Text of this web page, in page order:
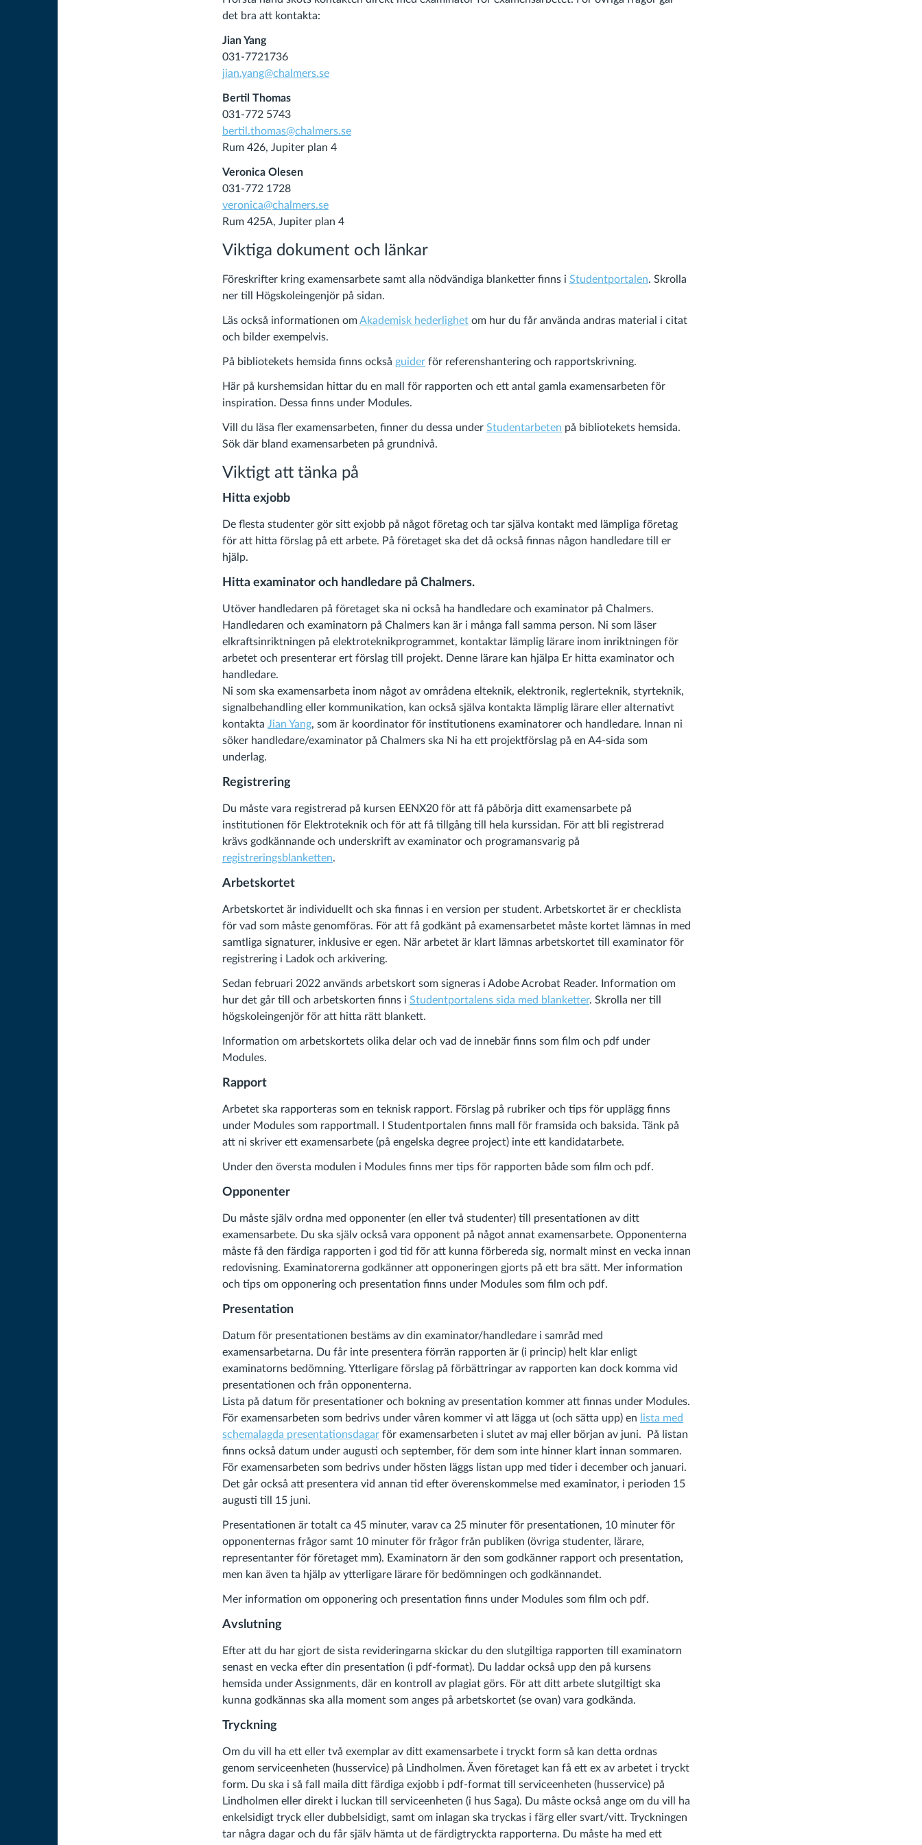
det bra att kontakta:
Jian Yang
031-7721736
jian.yang@chalmers.se
Bertil Thomas
031-772 5743
bertil.thomas@chalmers.se
Rum 426, Jupiter plan 4
Veronica Olesen
031-772 1728
veronica@chalmers.se
Rum 425A, Jupiter plan 4
Viktiga dokument och länkar
Föreskrifter kring examensarbete samt alla nödvändiga blanketter finns i Studentportalen. Skrolla
ner till Högskoleingenjör på sidan.
Läs också informationen omAkademisk hederlighet om hur du får använda andras material i citat
och bilder exempelvis.
På bibliotekets hemsida finns också guider för referenshantering och rapportskrivning.
Här på kurshemsidan hittar du en mall för rapporten och ett antal gamla examensarbeten för
inspiration. Dessa finns under Modules.
Vill du läsa fler examensarbeten, finner du dessa under Studentarbeten på bibliotekets hemsida.
Sök där bland examensarbeten på grundnivå.
Viktigt att tänka på
Hitta exjobb
De flesta studenter gör sitt exjobb på något företag och tar själva kontakt med lämpliga företag
för att hitta förslag på ett arbete. På företaget ska det då också finnas någon handledare till er
hjälp.
Hitta examinator och handledare på Chalmers.
Utöver handledaren på företaget ska ni också ha handledare och examinator på Chalmers.
Handledaren och examinatorn på Chalmers kan är i många fall samma person. Ni som läser
elkraftsinriktningen på elektroteknikprogrammet, kontaktar lämplig lärare inom inriktningen för
arbetet och presenterar ert förslag till projekt. Denne lärare kan hjälpa Er hitta examinator och
handledare.
Ni som ska examensarbeta inom något av områdena elteknik, elektronik, reglerteknik, styrteknik,
signalbehandling eller kommunikation, kan också själva kontakta lämplig lärare eller alternativt
kontakta Jian Yang, som är koordinator för institutionens examinatorer och handledare. Innan ni
söker handledare/examinator på Chalmers ska Ni ha ett projektförslag på en A4-sida som
underlag.
Registrering
Du måste vara registrerad på kursen EENX20 för att få påbörja ditt examensarbete på
institutionen för Elektroteknik och för att få tillgång till hela kurssidan. För att bli registrerad
krävs godkännande och underskrift av examinator och programansvarig på
registreringsblanketten.
Arbetskortet
Arbetskortet är individuellt och ska finnas i en version per student. Arbetskortet är er checklista
för vad som måste genomföras. För att få godkänt på examensarbetet måste kortet lämnas in med
samtliga signaturer, inklusive er egen. När arbetet är klart lämnas arbetskortet till examinator för
registrering i Ladok och arkivering.
Sedan februari 2022 används arbetskort som signeras i Adobe Acrobat Reader. Information om
hur det går till och arbetskorten finns i Studentportalens sida med blanketter. Skrolla ner till
högskoleingenjör för att hitta rätt blankett.
Information om arbetskortets olika delar och vad de innebär finns som film och pdf under
Modules.
Rapport
Arbetet ska rapporteras som en teknisk rapport. Förslag på rubriker och tips för upplägg finns
under Modules som rapportmall. I Studentportalen finns mall för framsida och baksida. Tänk på
att ni skriver ett examensarbete (på engelska degree project) inte ett kandidatarbete.
Under den översta modulen i Modules finns mer tips för rapporten både som film och pdf.
Opponenter
Du måste själv ordna med opponenter (en eller två studenter) till presentationen av ditt
examensarbete. Du ska själv också vara opponent på något annat examensarbete. Opponenterna
måste få den färdiga rapporten i god tid för att kunna förbereda sig, normalt minst en vecka innan
redovisning. Examinatorerna godkänner att opponeringen gjorts på ett bra sätt. Mer information
och tips om opponering och presentation finns under Modules som film och pdf.
Presentation
Datum för presentationen bestäms av din examinator/handledare i samråd med
examensarbetarna. Du får inte presentera förrän rapporten är (i princip) helt klar enligt
examinatorns bedömning. Ytterligare förslag på förbättringar av rapporten kan dock komma vid
presentationen och från opponenterna.
Lista på datum för presentationer och bokning av presentation kommer att finnas under Modules.
För examensarbeten som bedrivs under våren kommer vi att lägga ut (och sätta upp) en
lista med
schemalagda presentationsdagar för examensarbeten i slutet av maj eller början av juni. På listan
finns också datum under augusti och september, för dem som inte hinner klart innan sommaren.
För examensarbeten som bedrivs under hösten läggs listan upp med tider i december och januari.
Det går också att presentera vid annan tid efter överenskommelse med examinator, i perioden 15
augusti till 15 juni.
Presentationen är totalt ca 45 minuter, varav ca 25 minuter för presentationen, 10 minuter för
opponenternas frågor samt 10 minuter för frågor från publiken (övriga studenter, lärare,
representanter för företaget mm). Examinatorn är den som godkänner rapport och presentation,
men kan även ta hjälp av ytterligare lärare för bedömningen och godkännandet.
Mer information om opponering och presentation finns under Modules som film och pdf.
Avslutning
Efter att du har gjort de sista revideringarna skickar du den slutgiltiga rapporten till examinatorn
senast en vecka efter din presentation (i pdf-format). Du laddar också upp den på kursens
hemsida under Assignments, där en kontroll av plagiat görs. För att ditt arbete slutgiltigt ska
kunna godkännas ska alla moment som anges på arbetskortet (se ovan) vara godkända.
Tryckning
Om du vill ha ett eller två exemplar av ditt examensarbete i tryckt form så kan detta ordnas
genom serviceenheten (husservice) på Lindholmen. Även företaget kan få ett ex av arbetet i tryckt
form. Du ska i så fall maila ditt färdiga exjobb i pdf-format till serviceenheten (husservice) på
Lindholmen eller direkt i luckan till serviceenheten (i hus Saga). Du måste också ange om du vill ha
enkelsidigt tryck eller dubbelsidigt, samt om inlagan ska tryckas i färg eller svart/vitt. Tryckningen
tar några dagar och du får själv hämta ut de färdigtryckta rapporterna. Du måste ha med ett